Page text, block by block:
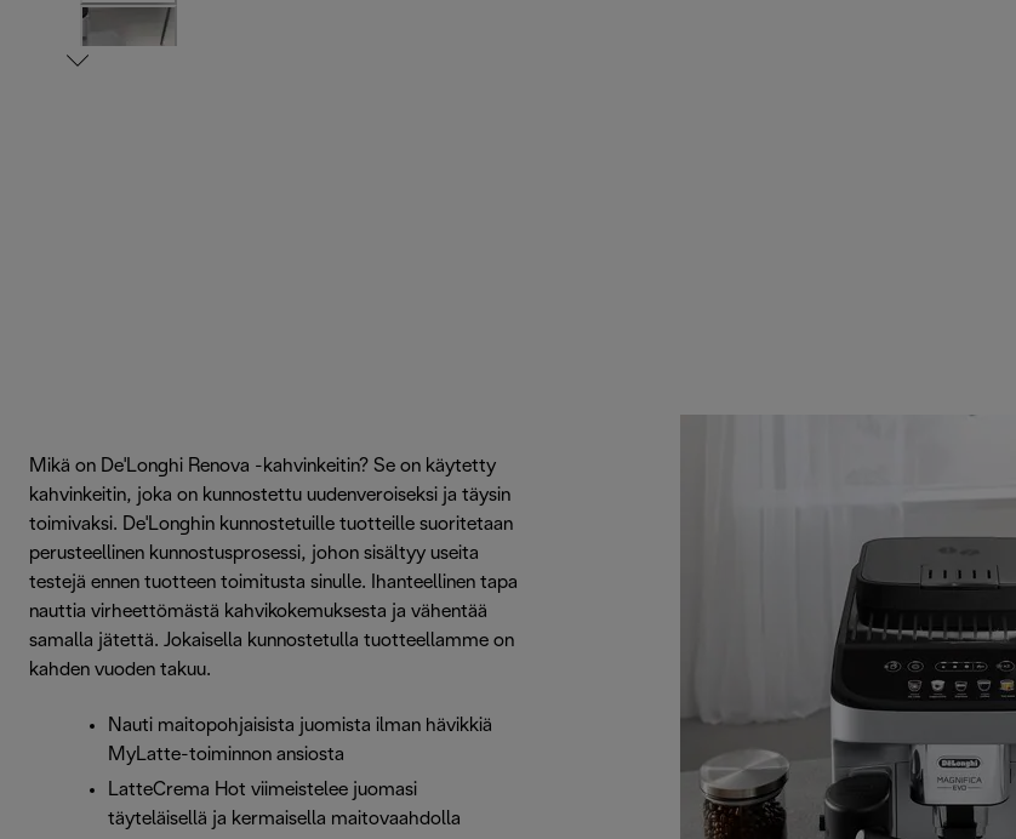
Mikä on De'Longhi Renova -kahvinkeitin? Se on käytetty
kahvinkeitin, joka on kunnostettu uudenveroiseksi ja täysin
toimivaksi. De'Longhin kunnostetuille tuotteille suoritetaan
perusteellinen kunnostusprosessi, johon sisältyy useita
testejä ennen tuotteen toimitusta sinulle. Ihanteellinen tapa
nauttia virheettömästä kahvikokemuksesta ja vähentää
samalla jätettä. Jokaisella kunnostetulla tuotteellamme on
kahden vuoden takuu.
Nauti maitopohjaisista juomista ilman hävikkiä
MyLatte-toiminnon ansiosta
LatteCrema Hot viimeistelee juomasi
täyteläisellä ja kermaisella maitovaahdolla